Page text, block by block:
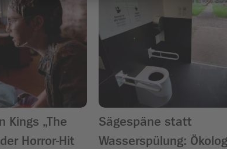
Kings „The
Horror-Hit
Sägespäne statt
Wasserspülung: